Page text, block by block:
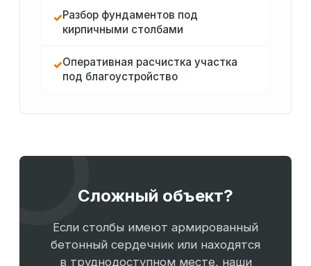
✓Разбор фундаментов под
кирпичными столбами
✓Оперативная расчистка участка
под благоустройство
Сложный объект?
Если столбы имеют армированный
бетонный сердечник или находятся
в труднодоступном месте, наши